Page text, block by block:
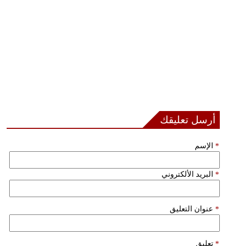
أرسل تعليقك
الإسم *
البريد الألكتروني *
عنوان التعليق *
تعليق *